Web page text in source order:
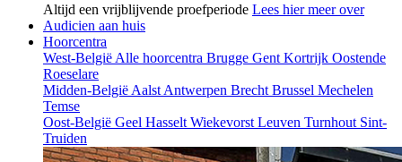
Altijd een vrijblijvende proefperiode Lees hier meer over
Audicien aan huis
Hoorcentra
West-België Alle hoorcentra Brugge Gent Kortrijk Oostende
Roeselare
Midden-België Aalst Antwerpen Brecht Brussel Mechelen
Temse
Oost-België Geel Hasselt Wiekevorst Leuven Turnhout Sint-
Truiden